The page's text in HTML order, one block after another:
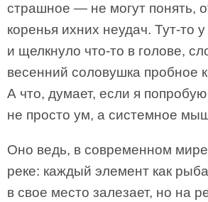
страшное — не могут понять,
коренья ихних неудач. Тут-то
и щелкнуло что-то в голове,
весенний соловушка пробное
А что, думает, если я
не просто ум, а системное
Оно ведь, в современном
реке: каждый элемент как
в свое место залезает, но на